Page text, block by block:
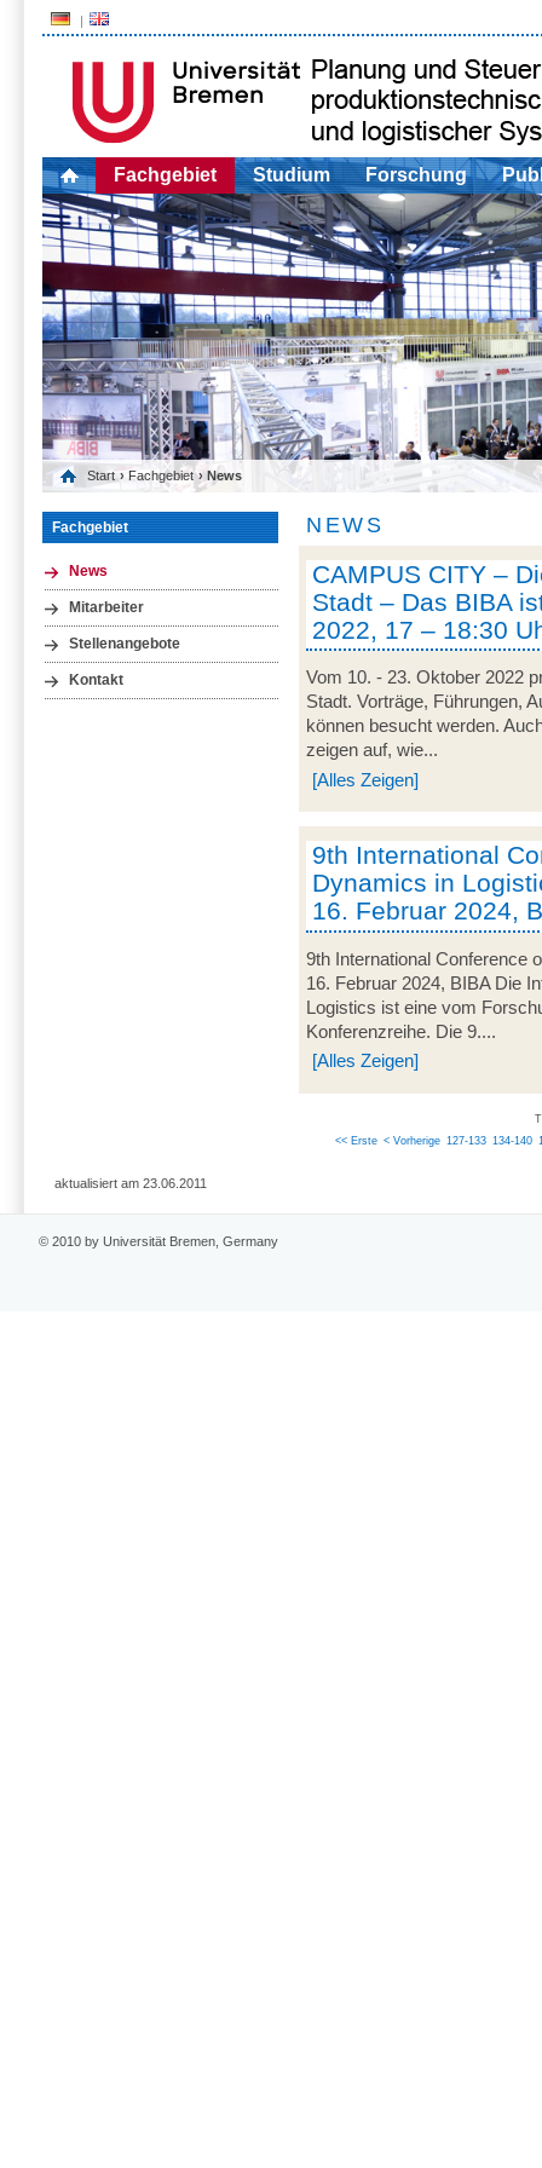
Fachgebiet Studium Forschung
Start › Fachgebiet › News
Fachgebiet
News
Mitarbeiter
Stellenangebote
Kontakt
NEWS
CAMPUS CITY –
Stadt – Das BIBA
2022, 17 – 18:30
Vom 10. - 23. Oktober 2022
Stadt. Vorträge, Führungen,
können besucht werden.
zeigen auf, wie...
[Alles Zeigen]
9th International
Dynamics in
16. Februar 2024,
9th International Conference
16. Februar 2024, BIBA Die
Logistics ist eine vom
Konferenzreihe. Die 9....
[Alles Zeigen]
<< Erste < Vorherige 127-133 134-140
aktualisiert am 23.06.2011
© 2010 by Universität Bremen, Germany